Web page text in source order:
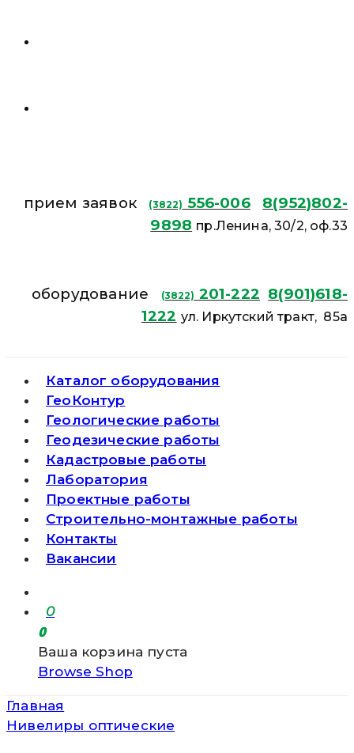
прием заявок (3822) 556-006
8(952)802-
9898 пр.Ленина, 30/2, оф.33
оборудование (3822) 201-222 8(901)618-
1222 ул. Иркутский тракт, 85а
Каталог оборудования
ГеоКонтур
Геологические работы
Геодезические работы
Кадастровые работы
Лаборатория
Проектные работы
Строительно-монтажные работы
Контакты
Вакансии
0
0
Ваша корзина пуста
Browse Shop
Главная
Нивелиры оптические